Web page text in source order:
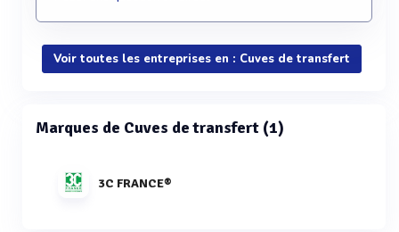
Voir toutes les entreprises en : Cuves de transfert
Marques de Cuves de transfert (1)
3C FRANCE®